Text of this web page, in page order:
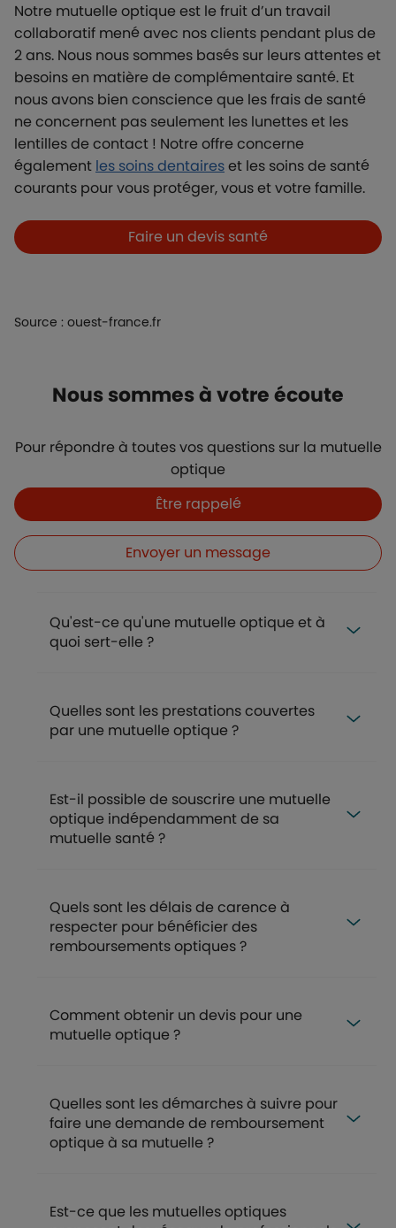
Notre mutuelle optique est le fruit d’un travail
collaboratif mené avec nos clients pendant plus de
2 ans. Nous nous sommes basés sur leurs attentes et
besoins en matière de complémentaire santé. Et
nous avons bien conscience que les frais de santé
ne concernent pas seulement les lunettes et les
lentilles de contact ! Notre offre concerne
également les soins dentaireset les soins de santé
courants pour vous protéger, vous et votre famille.
Boutons et liensFaire un devis santé
Source : ouest-france.fr
TitreNous sommes à votre écoute
Description
Pour répondre à toutes vos questions sur la mutuelle
optique
Boutons
Boutons et liens Être rappelé
Envoyer un message
Qu'est-ce qu'une mutuelle optique et à
quoi sert-elle ?
Quelles sont les prestations couvertes
par une mutuelle optique ?
Est-il possible de souscrire une mutuelle
optique indépendamment de sa
mutuelle santé ?
Quels sont les délais de carence à
respecter pour bénéficier des
remboursements optiques ?
Comment obtenir un devis pour une
mutuelle optique ?
Quelles sont les démarches à suivre pour
faire une demande de remboursement
optique à sa mutuelle ?
Est-ce que les mutuelles optiques